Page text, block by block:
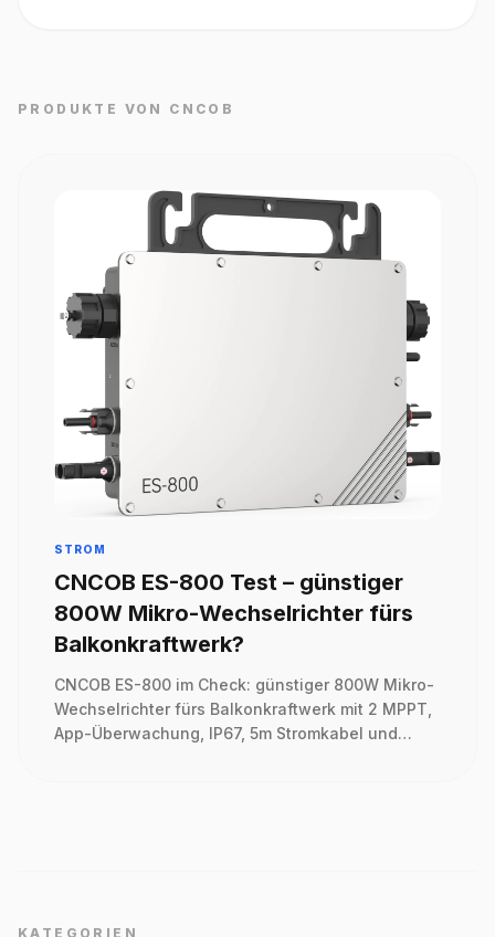
PRODUKTE VON CNCOB
STROM
CNCOB ES-800 Test – günstiger
800W Mikro-Wechselrichter fürs
Balkonkraftwerk?
CNCOB ES-800 im Check: günstiger 800W Mikro-
Wechselrichter fürs Balkonkraftwerk mit 2 MPPT,
App-Überwachung, IP67, 5m Stromkabel und
KATEGORIEN